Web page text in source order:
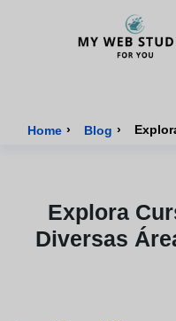
Home › Blog ›
Explora
Diversas